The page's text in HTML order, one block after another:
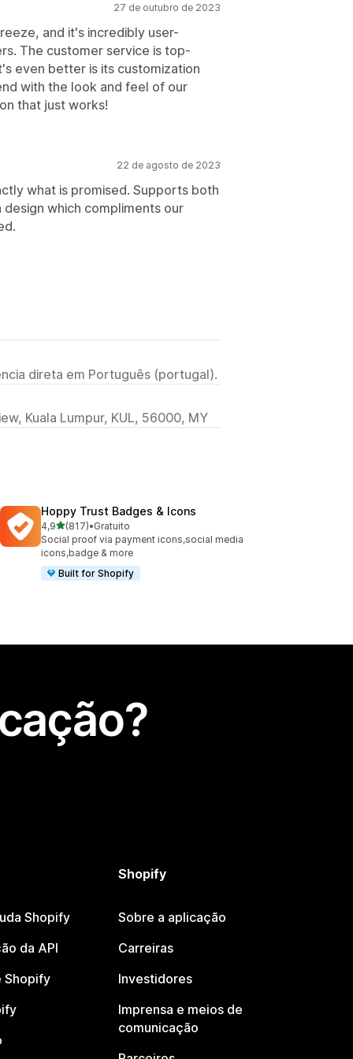
27 de outubro de 2023
and it's incredibly user-
The customer service is top-
even better is its customization
with the look and feel of our
that just works!
22 de agosto de 2023
what is promised. Supports both
which compliments our
direta em Português (portugal).
Kuala Lumpur, KUL, 56000, MY
Hoppy Trust Badges & Icons
4,9de 5 estrelas
(817)
817 total de avaliações
•Gratuito
Social proof via payment icons,social media
icons,badge & more
Built for Shopify
Shopify
da API
Shopify
Shopify
Sobre a aplicação
Carreiras
Investidores
Imprensa e meios de
comunicação